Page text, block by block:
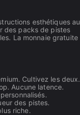
esthétiques au
des packs de pistes
La monnaie gratuite
Cultivez les deux.
Aucune latence.
des pistes.
riche.